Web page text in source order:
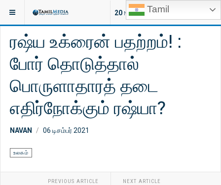
Tamil
20 NEW ARTICLES
இருக்குமிடம்: செய்திகள்
ரஷ்ய உக்ரைன் பதற்றம்! :
போர் தொடுத்தால்
பொருளாதாரத் தடை
எதிர்நோக்கும் ரஷ்யா?
NAVAN 06 டிசம்பர் 2021
உலகம்
PREVIOUS ARTICLE NEXT ARTICLE